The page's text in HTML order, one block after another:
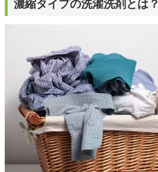
濃縮タイプの洗濯洗剤とは？